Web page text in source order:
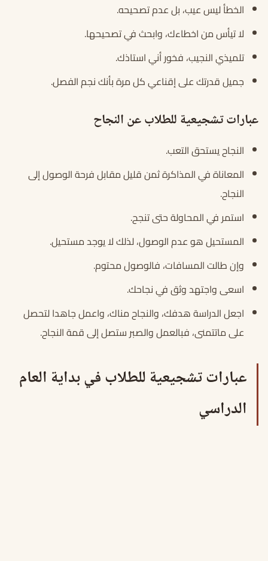
الخطأ ليس عيب، بل عدم تصحيحه.
لا تيأس من اخطاءك، وابحث في تصحيحها.
تلميذي النجيب، فخور أني استاذك.
جميل قدرتك على إقناعي كل مرة بأنك نجم الفصل.
عبارات تشجيعية للطلاب عن النجاح
النجاح يستحق التعب.
المعاناة في المذاكرة ثمن قليل مقابل فرحة الوصول إلى
النجاح.
استمر في المحاولة حتى تنجح.
المستحيل هو عدم الوصول، لذلك لا يوجد مستحيل.
وإن طالت المسافات، فالوصول محتوم.
اسعى واجتهد وثق في نجاحك.
اجعل الدراسة هدفك، والنجاح مناك، واعمل جاهدا لتحصل
على ماتتمنى، فبالعمل والصبر ستصل إلى قمة النجاح.
عبارات تشجيعية للطلاب في بداية العام
الدراسي